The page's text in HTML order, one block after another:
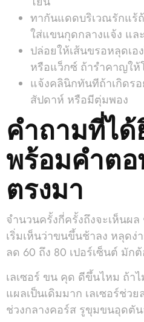
ทากันแดดบริเวณรักแร้
ใส่แขนกุดกลางแจ้ง แ
ปล่อยให้เส้นขรอหลุดเอ
หรือแว็กซ์ ถ้ารำคาญให้
แจ้งคลินิกทันทีถ้าเกิดร
สัปดาห์ หรือมีตุ่มพอง
คำถามที่ไ
พร้อมคำตอ
ตรงมา
จำนวนครั้งกี่ครั้งถึงจะเห็นผล
เริ่มเห็นว่าขนขึ้นช้าลง หลุด
ลด 60 ถึง 80 เปอร์เซ็นต์ มัก
เลเซอร์ ขน คุด ดีขึ้นไหม ถ้า
แผลเป็นเดิมมาก เลเซอร์ช่ว
ช่วงกลางคอร์ส รูขุมขนอุดตั